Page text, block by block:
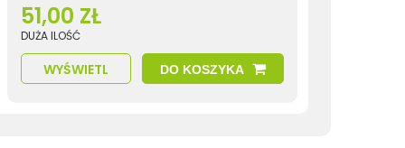
51,00 ZŁ
DUŻA ILOŚĆ
WYŚWIETL DO KOSZYKA